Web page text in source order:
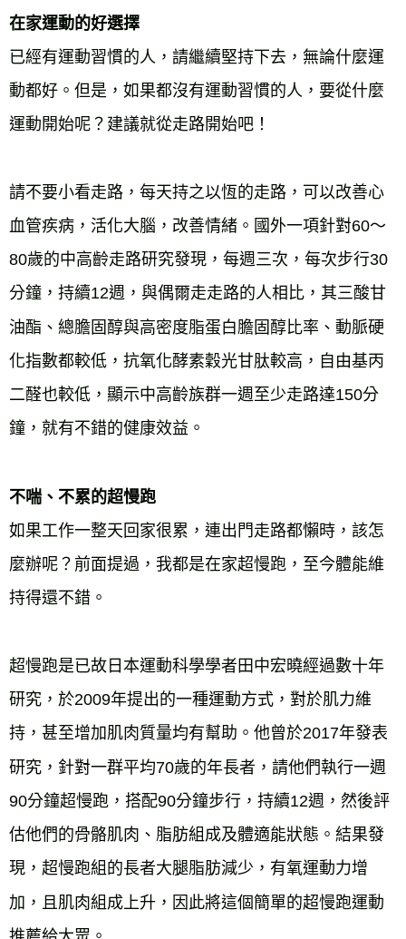
在家運動的好選擇
已經有運動習慣的人，請繼續堅持下去，無論什麼運
動都好。但是，如果都沒有運動習慣的人，要從什麼
運動開始呢？建議就從走路開始吧！
請不要小看走路，每天持之以恆的走路，可以改善心
血管疾病，活化大腦，改善情緒。國外一項針對60～
80歲的中高齡走路研究發現，每週三次，每次步行30
分鐘，持續12週，與偶爾走走路的人相比，其三酸甘
油酯、總膽固醇與高密度脂蛋白膽固醇比率、動脈硬
化指數都較低，抗氧化酵素穀光甘肽較高，自由基丙
二醛也較低，顯示中高齡族群一週至少走路達150分
鐘，就有不錯的健康效益。
不喘、不累的超慢跑
如果工作一整天回家很累，連出門走路都懶時，該怎
麼辦呢？前面提過，我都是在家超慢跑，至今體能維
持得還不錯。
超慢跑是已故日本運動科學學者田中宏曉經過數十年
研究，於2009年提出的一種運動方式，對於肌力維
持，甚至增加肌肉質量均有幫助。他曾於2017年發表
研究，針對一群平均70歲的年長者，請他們執行一週
90分鐘超慢跑，搭配90分鐘步行，持續12週，然後評
估他們的骨骼肌肉、脂肪組成及體適能狀態。結果發
現，超慢跑組的長者大腿脂肪減少，有氧運動力增
加，且肌肉組成上升，因此將這個簡單的超慢跑運動